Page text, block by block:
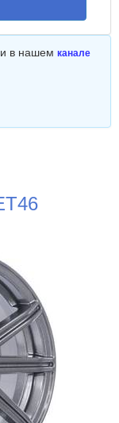
в нашем канале